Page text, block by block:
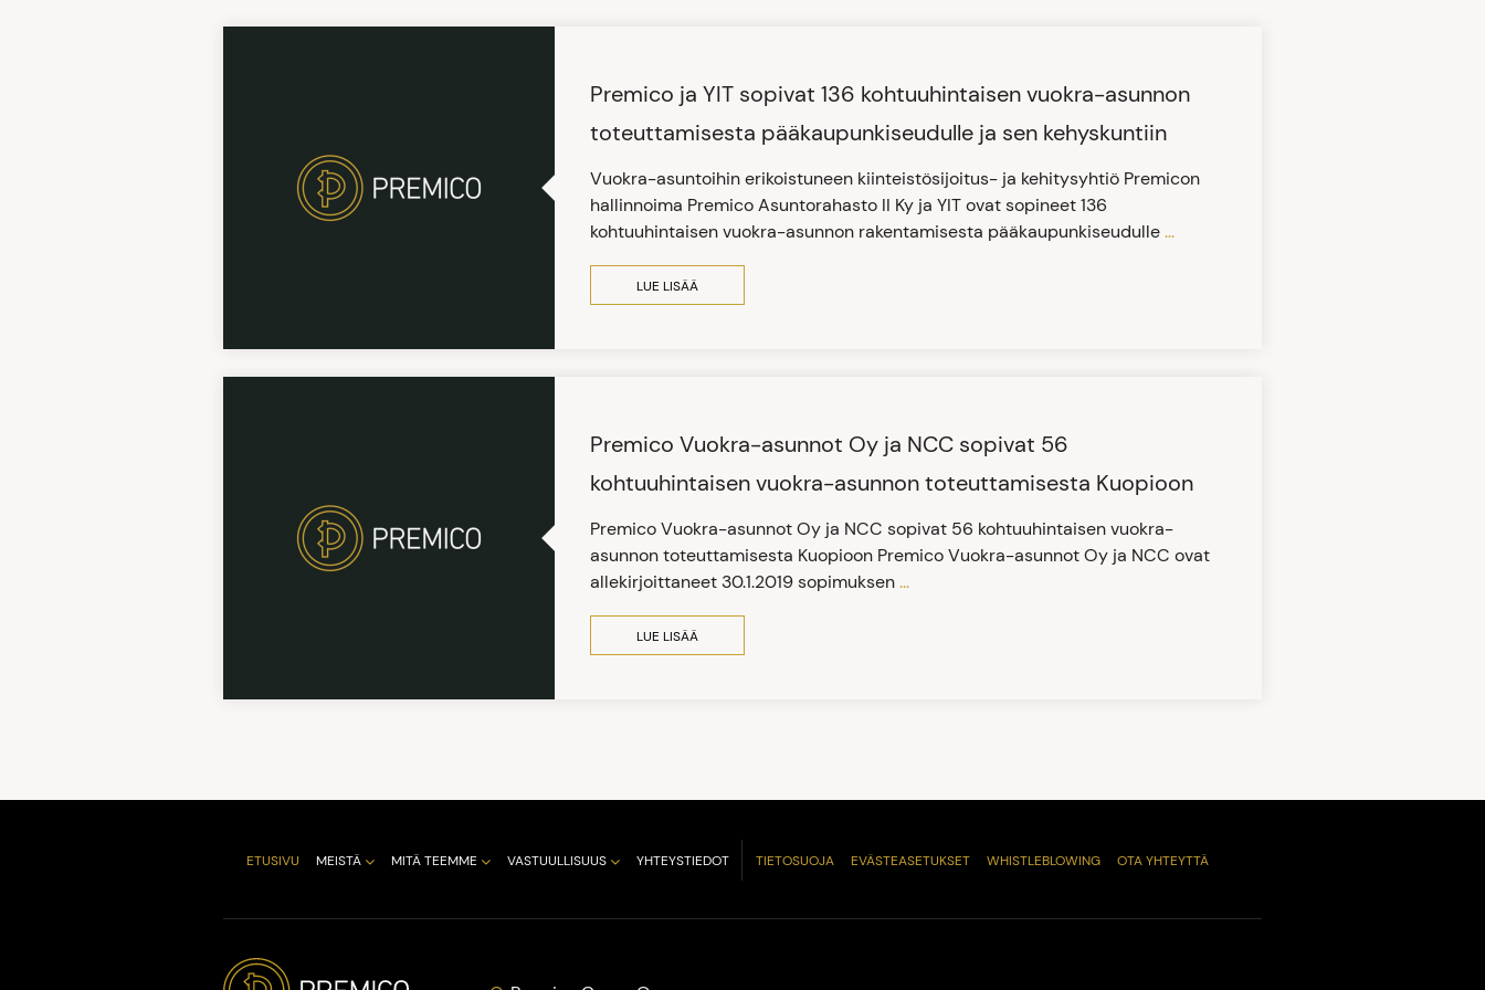
Premico ja YIT sopivat 136 kohtuuhintaisen vuokra-asunnon
toteuttamisesta pääkaupunkiseudulle ja sen kehyskuntiin
Vuokra-asuntoihin erikoistuneen kiinteistösijoitus- ja kehitysyhtiö Premicon
hallinnoima Premico Asuntorahasto II Ky ja YIT ovat sopineet 136
kohtuuhintaisen vuokra-asunnon rakentamisesta pääkaupunkiseudulle...
LUE LISÄÄ
Premico Vuokra-asunnot Oy ja NCC sopivat 56
kohtuuhintaisen vuokra-asunnon toteuttamisesta Kuopioon
Premico Vuokra-asunnot Oy ja NCC sopivat 56 kohtuuhintaisen vuokra-
asunnon toteuttamisesta Kuopioon Premico Vuokra-asunnot Oy ja NCC ovat
allekirjoittaneet 30.1.2019 sopimuksen...
LUE LISÄÄ
ETUSIVU MEISTÄ MITÄ TEEMME VASTUULLISUUS YHTEYSTIEDOT TIETOSUOJA EVÄSTEASETUKSET WHISTLEBLOWING OTA YHTEYTTÄ